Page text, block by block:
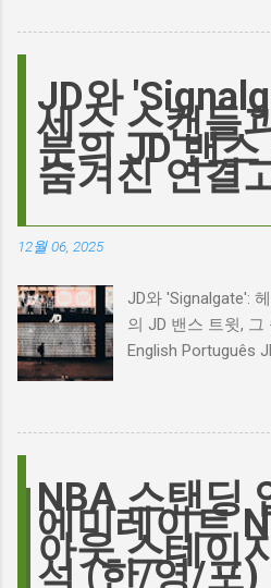
요? 표면적으로는
이 그 시작입니다.
는 예술에 대한 깊
끊임없는 열망이 숨
Plufow Le Studio
리고 캐스팅 논쟁의
하는 동시에 우려
로디의 이미지가 원
거리가 있다는 의견
한 비판에 대해 "
의 이미지가 원작과
리가 '히스클리프'
무엇인지, 그리고
시킬 수 있는지에
JD와
세스 스캔들
분의 JD 밴스
숨겨진 연결
12월 06, 2025
JD와 'Signalgate':
의 JD 밴스 트윗,
English Português
연결고리 오늘의
단순히 두 글자의
'Signalgate' 스캔들
다. 폭스뉴스 진행
Hegseth)를 중심으
치 못한 인물, JD 밴
NBA 스탠딩
에미레이트
아웃 스테이
석 (한/영/포)